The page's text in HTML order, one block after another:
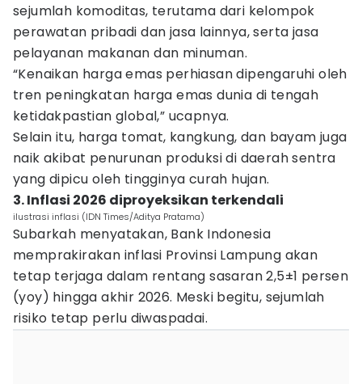
sejumlah komoditas, terutama dari kelompok
perawatan pribadi dan jasa lainnya, serta jasa
pelayanan makanan dan minuman.
“Kenaikan harga emas perhiasan dipengaruhi oleh
tren peningkatan harga emas dunia di tengah
ketidakpastian global,” ucapnya.
Selain itu, harga tomat, kangkung, dan bayam juga
naik akibat penurunan produksi di daerah sentra
yang dipicu oleh tingginya curah hujan.
3. Inflasi 2026 diproyeksikan terkendali
ilustrasi inflasi (IDN Times/Aditya Pratama)
Subarkah menyatakan, Bank Indonesia
memprakirakan inflasi Provinsi Lampung akan
tetap terjaga dalam rentang sasaran 2,5±1 persen
(yoy) hingga akhir 2026. Meski begitu, sejumlah
risiko tetap perlu diwaspadai.